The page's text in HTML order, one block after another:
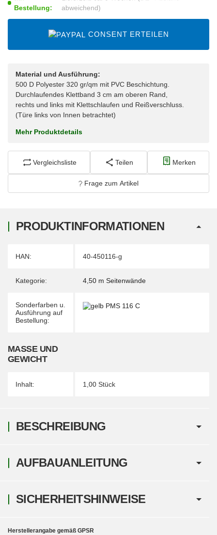
Bestellung:
abweichend)
CONSENT ERTEILEN
Material und Ausführung:
500 D Polyester 320 gr/qm mit PVC Beschichtung.
Durchlaufendes Klettband 3 cm am oberen Rand,
rechts und links mit Klettschlaufen und Reißverschluss.
(Türe links von Innen betrachtet)
Mehr Produktdetails
Vergleichsliste Teilen Merken
Frage zum Artikel
PRODUKTINFORMATIONEN
Produkteigenschaft
Wert
HAN: 40-450116-g
Kategorie: 4,50 m Seitenwände
Sonderfarben u.
Ausführung auf
Bestellung:
MASSE UND G
EWICHT
Inhalt: 1,00 Stück
BESCHREIBUNG
AUFBAUANLEITUNG
SICHERHEITSHINWEISE
Herstellerangabe gemäß GPSR